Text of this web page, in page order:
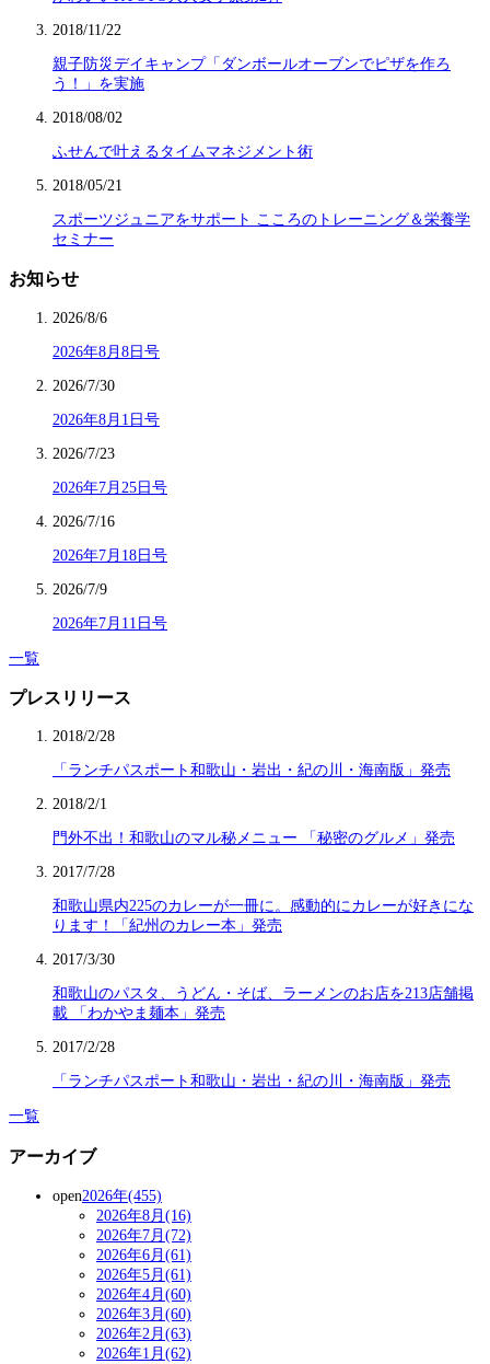
2018/11/22
親子防災デイキャンプ「ダンボールオーブンでピザを作ろ
う！」を実施
2018/08/02
ふせんで叶えるタイムマネジメント術
2018/05/21
スポーツジュニアをサポート こころのトレーニング＆栄養学
セミナー
お知らせ
2026/8/6
2026年8月8日号
2026/7/30
2026年8月1日号
2026/7/23
2026年7月25日号
2026/7/16
2026年7月18日号
2026/7/9
2026年7月11日号
一覧
プレスリリース
2018/2/28
「ランチパスポート和歌山・岩出・紀の川・海南版」発売
2018/2/1
門外不出！和歌山のマル秘メニュー 「秘密のグルメ」発売
2017/7/28
和歌山県内225のカレーが一冊に。感動的にカレーが好きにな
ります！「紀州のカレー本」発売
2017/3/30
和歌山のパスタ、うどん・そば、ラーメンのお店を213店舗掲
載 「わかやま麺本」発売
2017/2/28
「ランチパスポート和歌山・岩出・紀の川・海南版」発売
一覧
アーカイブ
open2026年(455)
2026年8月(16)
2026年7月(72)
2026年6月(61)
2026年5月(61)
2026年4月(60)
2026年3月(60)
2026年2月(63)
2026年1月(62)